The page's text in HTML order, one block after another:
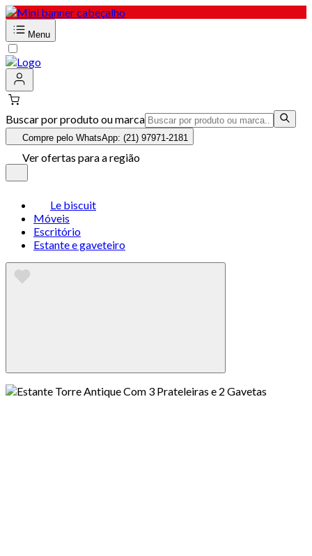
Menu
Buscar por produto ou marca
Compre pelo WhatsApp: (21) 97971-2181
Ver ofertas para a região
Le biscuit
Móveis
Escritório
Estante e gaveteiro